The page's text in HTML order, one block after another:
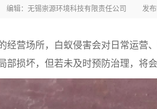
编辑：无锡崇源环境科技有限责任公司 发
经营场所，白蚁侵害会对日常运营
部损坏，但若未及时预防治理，将